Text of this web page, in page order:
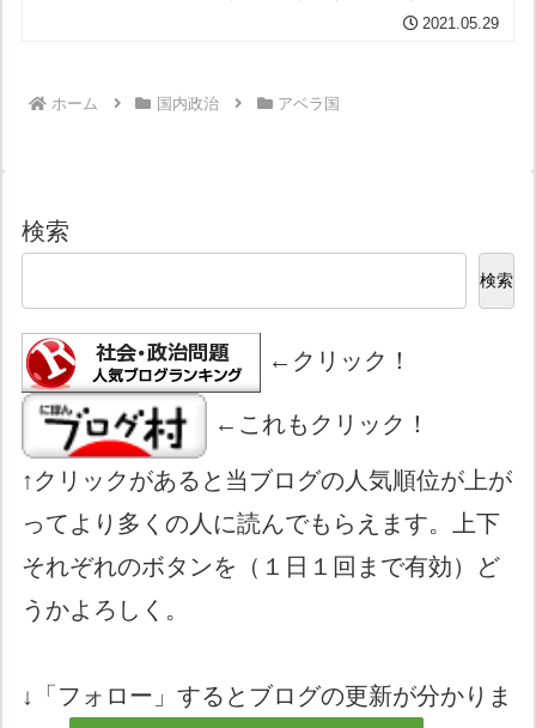
ニング・スタンダード紙に）「中止の選
2021.05.29
ホーム 国内政治 アベラ国
検索
検索
←クリック！
←これもクリック！
↑クリックがあると当ブログの人気順位が上が
ってより多くの人に読んでもらえます。上下
それぞれのボタンを（１日１回まで有効）ど
うかよろしく。
↓「フォロー」するとブログの更新が分かりま